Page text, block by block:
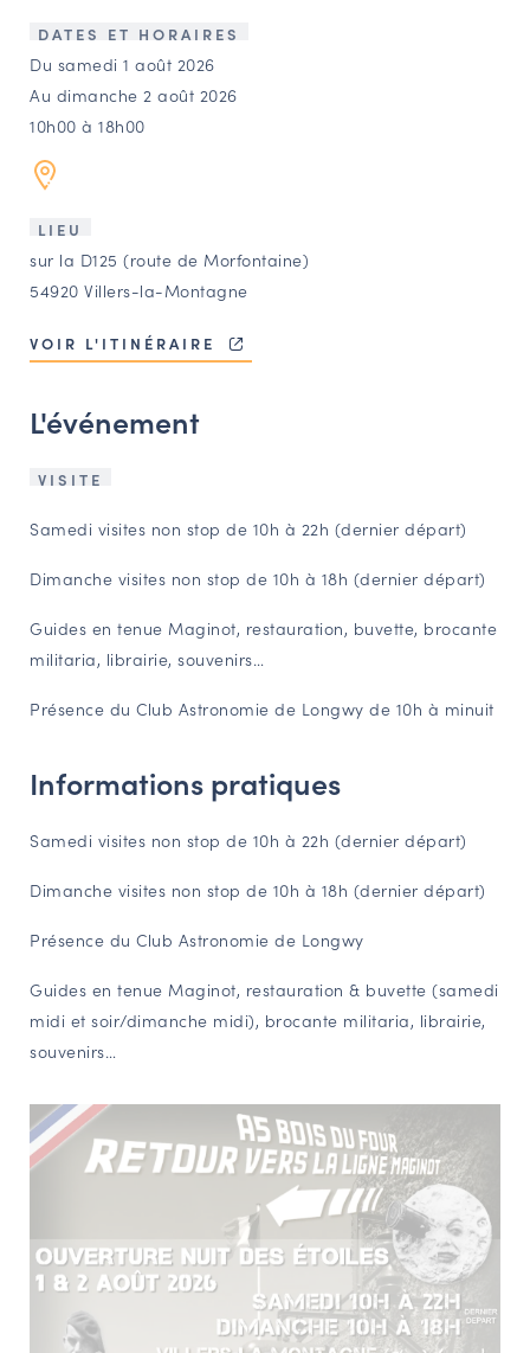
CONTACT
Agenda
Annuaire
Ressources
BOURSE D’ÉCHANGE
CARTES DES NAUDIN
Espace acteurs
PORTAIL CULTURE
Amateurs d’histoire et de patrimoine
Responsables de structures
DATES ET HORAIRES
Du samedi 1 août 2026
Au dimanche 2 août 2026
10h00 à 18h00
LIEU
sur la D125 (route de Morfontaine)
54920 Villers-la-Montagne
VOIR L'ITINÉRAIRE
L'événement
VISITE
Samedi visites non stop de 10h à 22h (dernier départ)
Dimanche visites non stop de 10h à 18h (dernier départ)
Guides en tenue Maginot, restauration, buvette, brocante
militaria, librairie, souvenirs…
Présence du Club Astronomie de Longwy de 10h à minuit
Informations pratiques
Samedi visites non stop de 10h à 22h (dernier départ)
Dimanche visites non stop de 10h à 18h (dernier départ)
Présence du Club Astronomie de Longwy
Guides en tenue Maginot, restauration & buvette (samedi
midi et soir/dimanche midi), brocante militaria, librairie,
souvenirs…